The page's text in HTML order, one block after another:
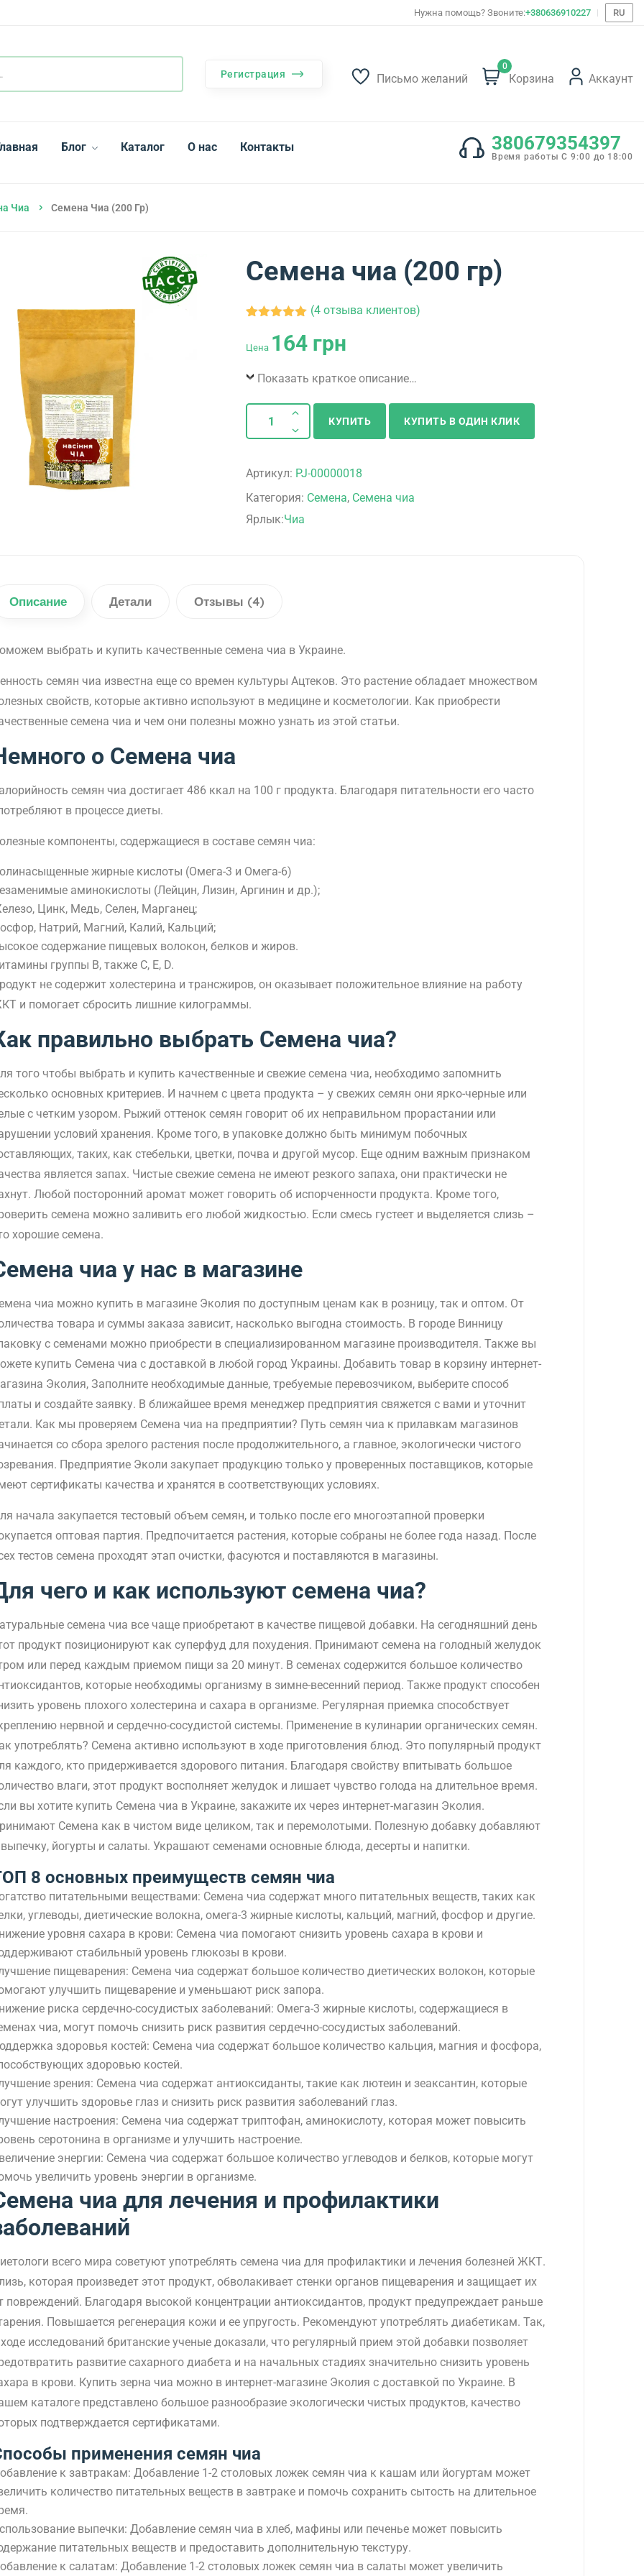
Нужна помощь? Звоните:+380636910227 RU
Регистрация Письмо желаний
0
Корзина Аккаунт
Блог Каталог О нас Контакты 380679354397
Время работы С 9:00 до 18:00
Чиа Семена Чиа (200 Гр)
Семена чиа (200 гр)
5.00 из 5
на основе
пользователей
(4 отзыва клиентов)
Цена 164 грн
Показать краткое описание…
КУПИТЬ КУПИТЬ В ОДИН КЛИК
Артикул: PJ-00000018
Категория: Семена, Семена чиа
Ярлык:Чиа
Описание Детали Отзывы (4)
выбрать и купить качественные семена чиа в Украине.
семян чиа известна еще со времен культуры Ацтеков. Это растение обладает множеством
свойств, которые активно используют в медицине и косметологии. Как приобрести
семена чиа и чем они полезны можно узнать из этой статьи.
о Семена чиа
семян чиа достигает 486 ккал на 100 г продукта. Благодаря питательности его часто
в процессе диеты.
компоненты, содержащиеся в составе семян чиа:
жирные кислоты (Омега-3 и Омега-6)
аминокислоты (Лейцин, Лизин, Аргинин и др.);
Цинк, Медь, Селен, Марганец;
Натрий, Магний, Калий, Кальций;
содержание пищевых волокон, белков и жиров.
группы В, также С, Е, D.
не содержит холестерина и трансжиров, он оказывает положительное влияние на работу
и помогает сбросить лишние килограммы.
правильно выбрать Семена чиа?
того чтобы выбрать и купить качественные и свежие семена чиа, необходимо запомнить
основных критериев. И начнем с цвета продукта – у свежих семян они ярко-черные или
с четким узором. Рыжий оттенок семян говорит об их неправильном прорастании или
условий хранения. Кроме того, в упаковке должно быть минимум побочных
таких, как стебельки, цветки, почва и другой мусор. Еще одним важным признаком
является запах. Чистые свежие семена не имеют резкого запаха, они практически не
Любой посторонний аромат может говорить об испорченности продукта. Кроме того,
семена можно заливить его любой жидкостью. Если смесь густеет и выделяется слизь –
хорошие семена.
чиа у нас в магазине
чиа можно купить в магазине Эколия по доступным ценам как в розницу, так и оптом. От
товара и суммы заказа зависит, насколько выгодна стоимость. В городе Винницу
с семенами можно приобрести в специализированном магазине производителя. Также вы
купить Семена чиа с доставкой в любой город Украины. Добавить товар в корзину интернет-
Эколия, Заполните необходимые данные, требуемые перевозчиком, выберите способ
и создайте заявку. В ближайшее время менеджер предприятия свяжется с вами и уточнит
Как мы проверяем Семена чиа на предприятии? Путь семян чиа к прилавкам магазинов
со сбора зрелого растения после продолжительного, а главное, экологически чистого
Предприятие Эколи закупает продукцию только у проверенных поставщиков, которые
сертификаты качества и хранятся в соответствующих условиях.
начала закупается тестовый объем семян, и только после его многоэтапной проверки
оптовая партия. Предпочитается растения, которые собраны не более года назад. После
тестов семена проходят этап очистки, фасуются и поставляются в магазины.
чего и как используют семена чиа?
семена чиа все чаще приобретают в качестве пищевой добавки. На сегодняшний день
продукт позиционируют как суперфуд для похудения. Принимают семена на голодный желудок
или перед каждым приемом пищи за 20 минут. В семенах содержится большое количество
которые необходимы организму в зимне-весенний период. Также продукт способен
уровень плохого холестерина и сахара в организме. Регулярная приемка способствует
нервной и сердечно-сосудистой системы. Применение в кулинарии органических семян.
употреблять? Семена активно используют в ходе приготовления блюд. Это популярный продукт
каждого, кто придерживается здорового питания. Благодаря свойству впитывать большое
влаги, этот продукт восполняет желудок и лишает чувство голода на длительное время.
вы хотите купить Семена чиа в Украине, закажите их через интернет-магазин Эколия.
Семена как в чистом виде целиком, так и перемолотыми. Полезную добавку добавляют
йогурты и салаты. Украшают семенами основные блюда, десерты и напитки.
8 основных преимуществ семян чиа
питательными веществами: Семена чиа содержат много питательных веществ, таких как
углеводы, диетические волокна, омега-3 жирные кислоты, кальций, магний, фосфор и другие.
уровня сахара в крови: Семена чиа помогают снизить уровень сахара в крови и
стабильный уровень глюкозы в крови.
пищеварения: Семена чиа содержат большое количество диетических волокон, которые
улучшить пищеварение и уменьшают риск запора.
риска сердечно-сосудистых заболеваний: Омега-3 жирные кислоты, содержащиеся в
чиа, могут помочь снизить риск развития сердечно-сосудистых заболеваний.
здоровья костей: Семена чиа содержат большое количество кальция, магния и фосфора,
здоровью костей.
зрения: Семена чиа содержат антиоксиданты, такие как лютеин и зеаксантин, которые
улучшить здоровье глаз и снизить риск развития заболеваний глаз.
настроения: Семена чиа содержат триптофан, аминокислоту, которая может повысить
серотонина в организме и улучшить настроение.
энергии: Семена чиа содержат большое количество углеводов и белков, которые могут
увеличить уровень энергии в организме.
чиа для лечения и профилактики
всего мира советуют употреблять семена чиа для профилактики и лечения болезней ЖКТ.
которая произведет этот продукт, обволакивает стенки органов пищеварения и защищает их
повреждений. Благодаря высокой концентрации антиоксидантов, продукт предупреждает раньше
Повышается регенерация кожи и ее упругость. Рекомендуют употреблять диабетикам. Так,
исследований британские ученые доказали, что регулярный прием этой добавки позволяет
развитие сахарного диабета и на начальных стадиях значительно снизить уровень
в крови. Купить зерна чиа можно в интернет-магазине Эколия с доставкой по Украине. В
каталоге представлено большое разнообразие экологически чистых продуктов, качество
подтверждается сертификатами.
применения семян чиа
к завтракам: Добавление 1-2 столовых ложек семян чиа к кашам или йогуртам может
количество питательных веществ в завтраке и помочь сохранить сытость на длительное
выпечки: Добавление семян чиа в хлеб, мафины или печенье может повысить
питательных веществ и предоставить дополнительную текстуру.
к салатам: Добавление 1-2 столовых ложек семян чиа в салаты может увеличить